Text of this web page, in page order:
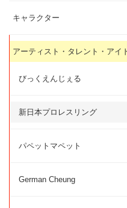
キャラクター
アーティスト・タレント・アイ
びっくえんじぇる
新日本プロレスリング
パペットマペット
German Cheung